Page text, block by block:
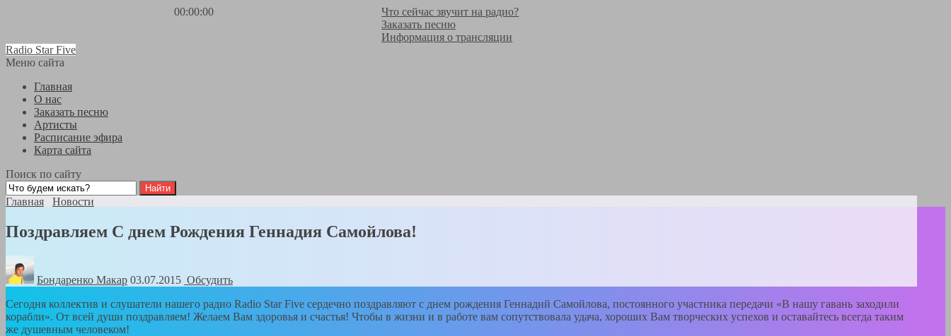
00:00:00
Что сейчас звучит на радио?
Заказать песню
Информация о трансляции
Radio Star Five
Меню сайта
Главная
О нас
Заказать песню
Артисты
Расписание эфира
Карта сайта
Поиск по сайту
Главная Новости
Поздравляем С днем Рождения Геннадия Самойлова!
Бондаренко Mакар 03.07.2015 Обсудить
Сегодня коллектив и слушатели нашего радио Radio Star Five сердечно поздравляют с днем рождения Геннадий Самойлова, постоянного участника передачи «В нашу гавань заходили
корабли». От всей души поздравляем! Желаем Вам здоровья и счастья! Чтобы в жизни и в работе вам сопутствовала удача, хороших Вам творческих успехов и оставайтесь всегда таким
же душевным человеком!